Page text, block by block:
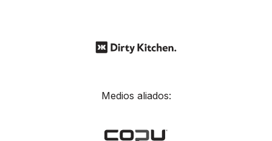
Medios aliados: